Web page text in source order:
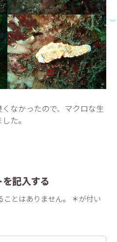
なかったので、マクロな生
た。
記入する
ことはありません。 ＊が付い